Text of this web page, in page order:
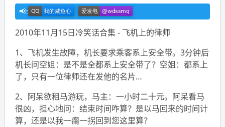
2010年11月15日冷笑话合集 - 飞机上的律师
1、飞机发生故障，机长要求乘客系上安全带。3分钟后
机长问空姐：是不是全都系上安全带了？空姐：都系上
了，只有一位律师还在发他的名片…
2、阿呆欲租马游玩，马主：一小时二十元。阿呆看马
很凶，担心地问：结束时间咋算？是以马回来的时间计
算，还是以我一瘸一拐回到您这里算？